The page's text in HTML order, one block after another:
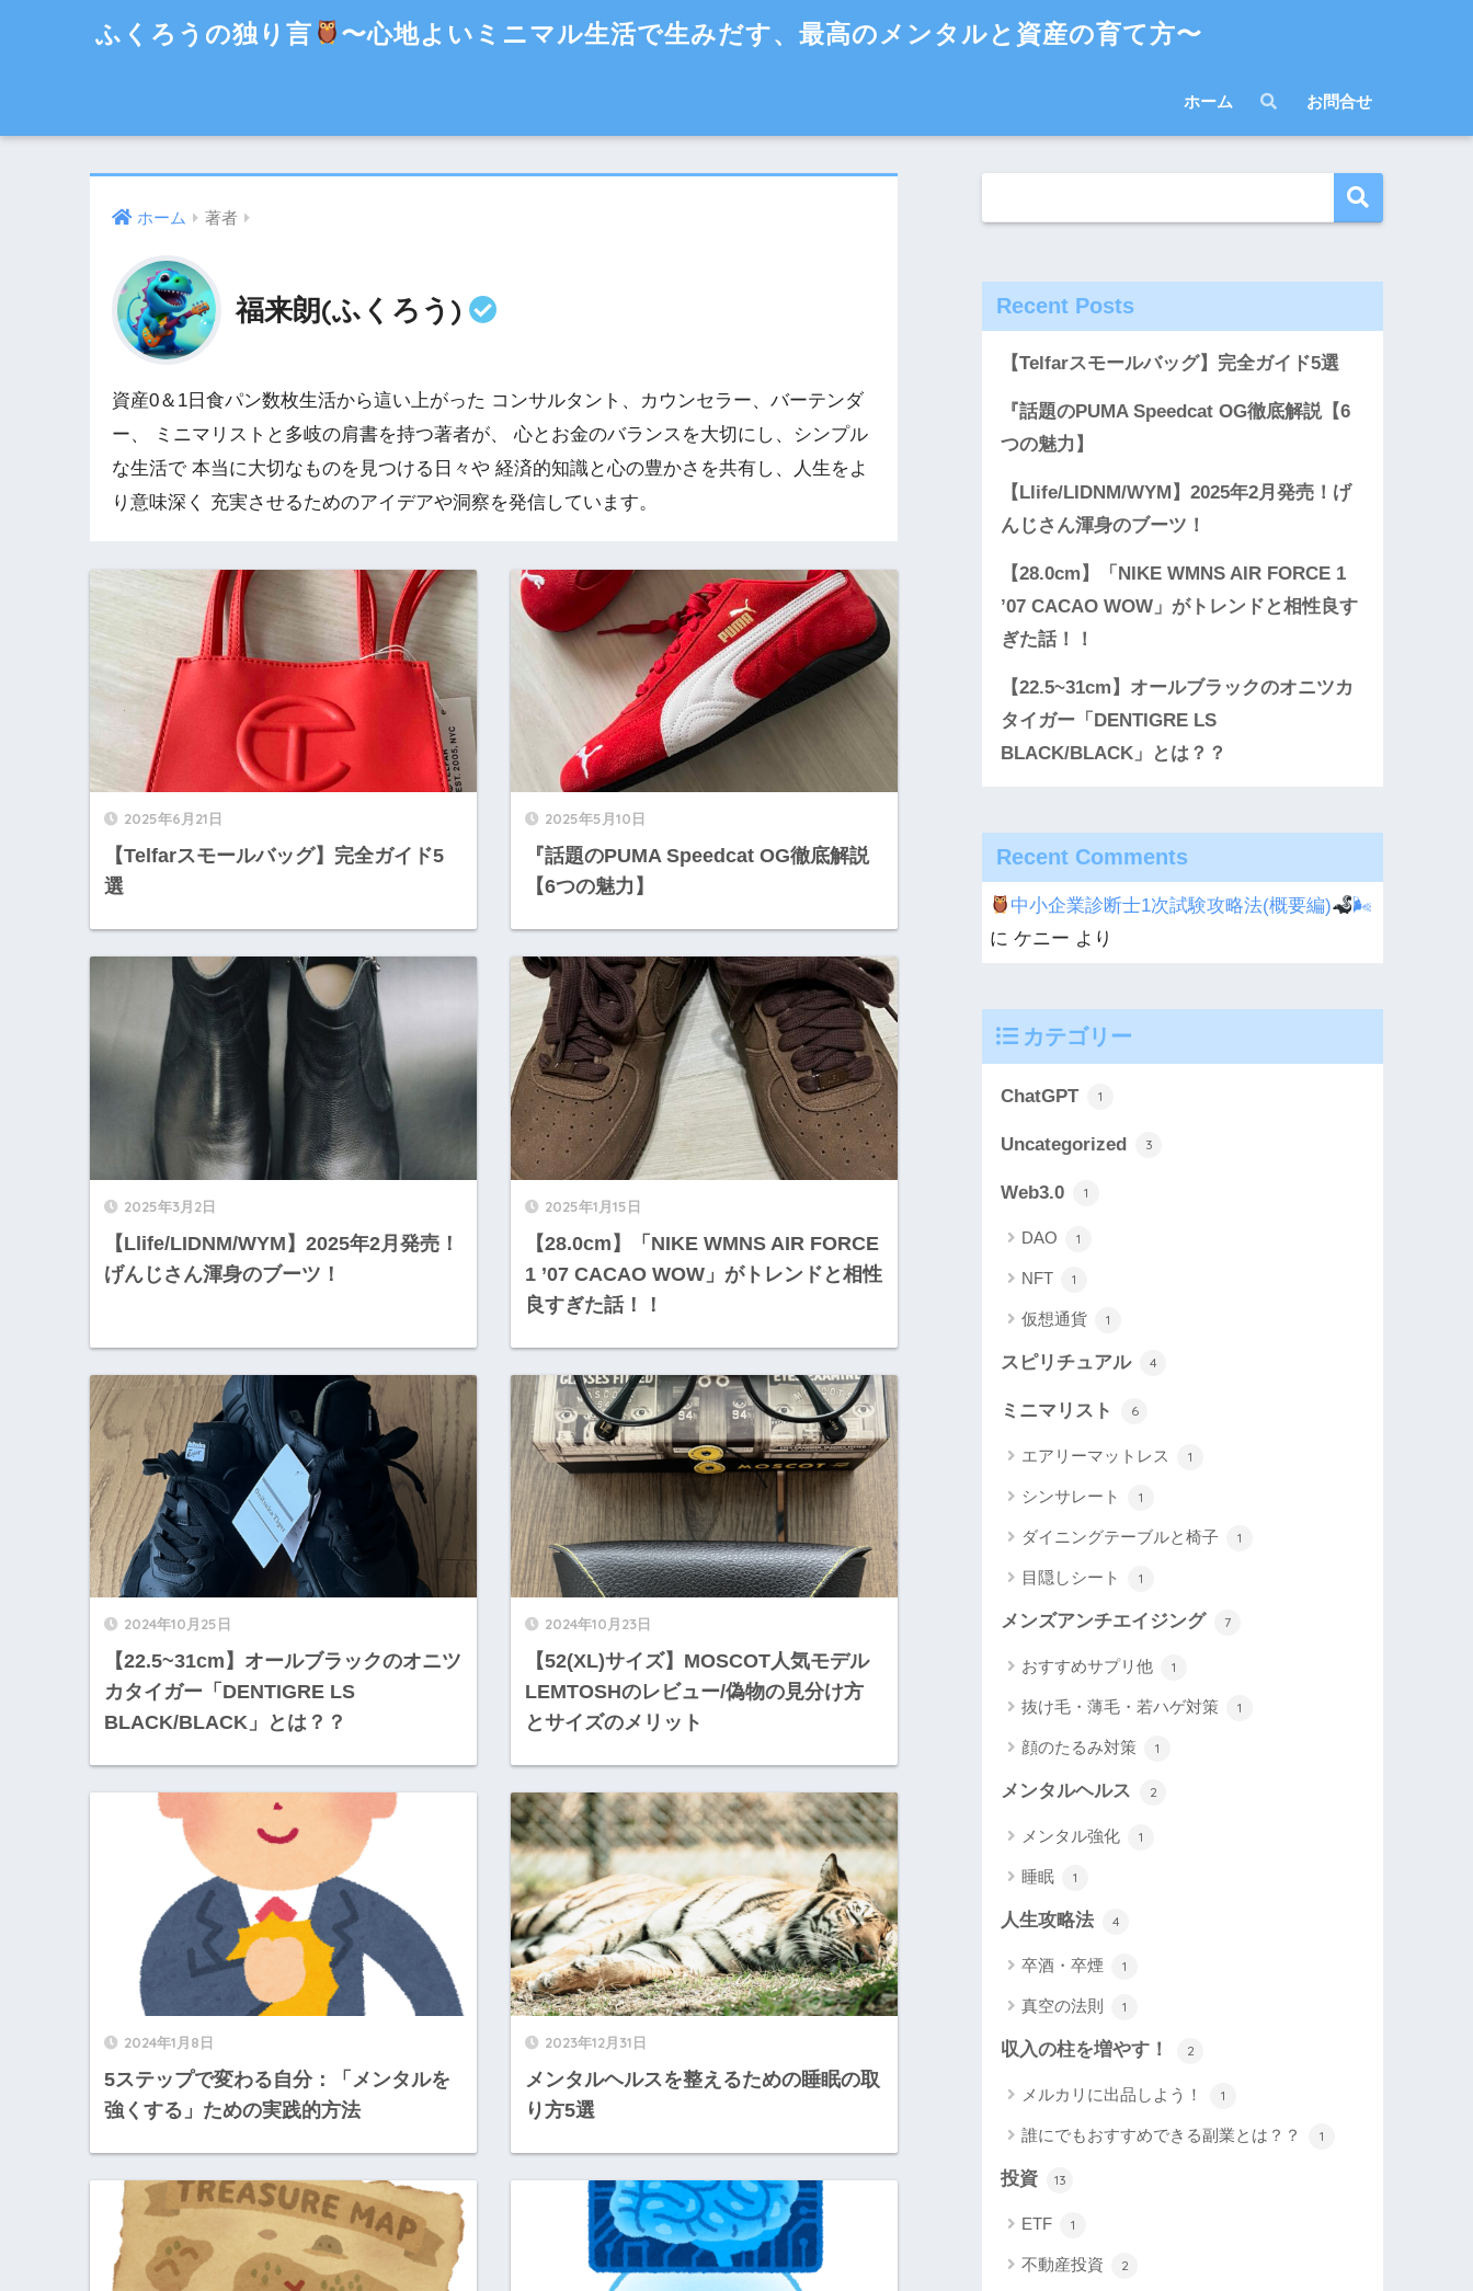
ふくろうの独り言 〜心地よいミニマル生活で生みだす、最高のメンタルと資産の育て方〜
ホーム お問合せ
ホーム 著者
福来朗(ふくろう)
資産0＆1日食パン数枚生活から這い上がった コンサルタント、カウンセラー、バーテンダ
ー、 ミニマリストと多岐の肩書を持つ著者が、 心とお金のバランスを大切にし、シンプル
な生活で 本当に大切なものを見つける日々や 経済的知識と心の豊かさを共有し、人生をよ
り意味深く 充実させるためのアイデアや洞察を発信しています。
2025年6月21日
【Telfarスモールバッグ】完全ガイド5
選
2025年5月10日
『話題のPUMA Speedcat OG徹底解説
【6つの魅力】
2025年3月2日
【Llife/LIDNM/WYM】2025年2月発売！
げんじさん渾身のブーツ！
2025年1月15日
【28.0cm】「NIKE WMNS AIR FORCE
1 ’07 CACAO WOW」がトレンドと相性
良すぎた話！！
2024年10月25日
【22.5~31cm】オールブラックのオニツ
カタイガー「DENTIGRE LS
BLACK/BLACK」とは？？
2024年10月23日
【52(XL)サイズ】MOSCOT人気モデル
LEMTOSHのレビュー/偽物の見分け方
とサイズのメリット
2024年1月8日
5ステップで変わる自分：「メンタルを
強くする」ための実践的方法
2023年12月31日
メンタルヘルスを整えるための睡眠の取
り方5選
Recent Posts
【Telfarスモールバッグ】完全ガイド5選
『話題のPUMA Speedcat OG徹底解説【6
つの魅力】
【Llife/LIDNM/WYM】2025年2月発売！げ
んじさん渾身のブーツ！
【28.0cm】「NIKE WMNS AIR FORCE 1
’07 CACAO WOW」がトレンドと相性良す
ぎた話！！
【22.5~31cm】オールブラックのオニツカ
タイガー「DENTIGRE LS
BLACK/BLACK」とは？？
Recent Comments
中小企業診断士1次試験攻略法(概要編)
🌬
にケニー より
カテゴリー
ChatGPT 1
Uncategorized 3
Web3.0 1
DAO 1
NFT 1
仮想通貨 1
スピリチュアル 4
ミニマリスト 6
エアリーマットレス 1
シンサレート 1
ダイニングテーブルと椅子 1
目隠しシート 1
メンズアンチエイジング 7
おすすめサプリ他 1
抜け毛・薄毛・若ハゲ対策 1
顔のたるみ対策 1
メンタルヘルス 2
メンタル強化 1
睡眠 1
人生攻略法 4
卒酒・卒煙 1
真空の法則 1
収入の柱を増やす！ 2
メルカリに出品しよう！ 1
誰にでもおすすめできる副業とは？？ 1
投資 13
ETF 1
不動産投資 2